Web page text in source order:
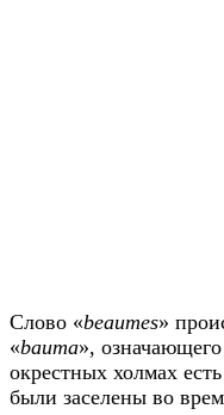
Слово «beaumes»
«bauma»,
окрестных холмах
были заселены во